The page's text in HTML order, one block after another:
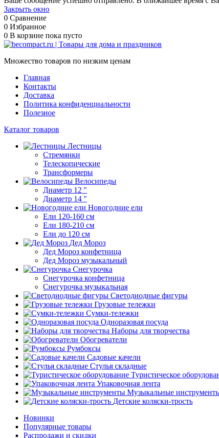
Закрыть окно
0 Сравнение
0 Избранное
0 В корзине пока пусто
Множество товаров по низким ценам
Главная
Контакты
Доставка
Политика конфиденциальности
Полезное
Каталог товаров
Лестницы
Стремянки
Телескопические
Трансформеры
Велосипеды
Диаметр 12 "
Диаметр 14 "
Новогодние ели
Ели 120-160 см
Ели 180-210 см
Ели до 120 см
Дед Мороз
Дед Мороз конфетница
Дед Мороз музыкальный
Снегурочка
Снегурочка конфетница
Снегурочка музыкальная
Светодиодные фигуры
Грузовые тележки
Сумки-тележки
Одноразовая посуда
Наборы для творчества
Обогреватели
Румбоксы
Садовые качели
Стулья складные
Туристическое
Упаковочная лента
Музыкальные
Детские коляски-трость
Новинки
Популярные товары
Распродажи и скидки